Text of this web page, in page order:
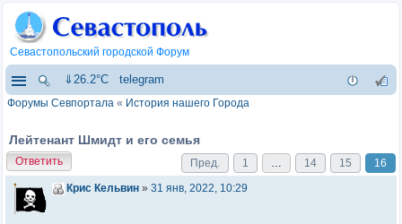
Севастопольский городской Форум
⇓26.2°C telegram
Форумы Севпортала « История нашего Города
Лейтенант Шмидт и его семья
Ответить Пред. 1 … 14 15 16
Крис Кельвин » 31 янв, 2022, 10:29